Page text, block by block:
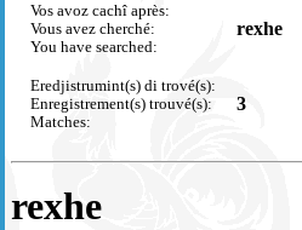
Vos avoz cachî après:
Vous avez cherché:
You have searched:
rexhe
Eredjistrumint(s) di trové(s):
Enregistrement(s) trouvé(s):
Matches:
3
rexhe